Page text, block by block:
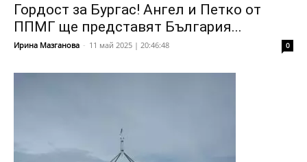
Гордост за Бургас! Ангел и Петко от
ППМГ ще представят България...
Ирина Мазганова - 11 май 2025 | 20:46:48 0